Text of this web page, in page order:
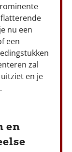
nu een
een
zal
en je
en